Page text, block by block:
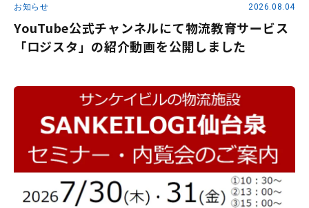
お知らせ 2026.08.04
YouTube公式チャンネルにて物流教育サービス
「ロジスタ」の紹介動画を公開しました